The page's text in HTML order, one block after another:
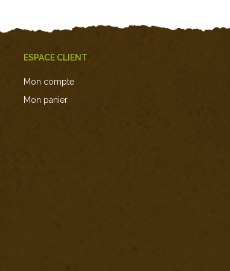
ESPACE CLIENT
Mon compte
Mon panier